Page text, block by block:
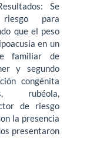
Se
para
que el peso
en un
familiar de
y segundo
congénita
rubéola,
de riesgo
la presencia
presentaron